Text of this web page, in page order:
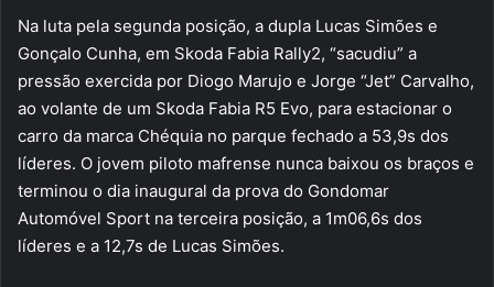
Na luta pela segunda posição, a dupla Lucas Simões e
Gonçalo Cunha, em Skoda Fabia Rally2, “sacudiu” a
pressão exercida por Diogo Marujo e Jorge “Jet” Carvalho,
ao volante de um Skoda Fabia R5 Evo, para estacionar o
carro da marca Chéquia no parque fechado a 53,9s dos
líderes. O jovem piloto mafrense nunca baixou os braços e
terminou o dia inaugural da prova do Gondomar
Automóvel Sport na terceira posição, a 1m06,6s dos
líderes e a 12,7s de Lucas Simões.